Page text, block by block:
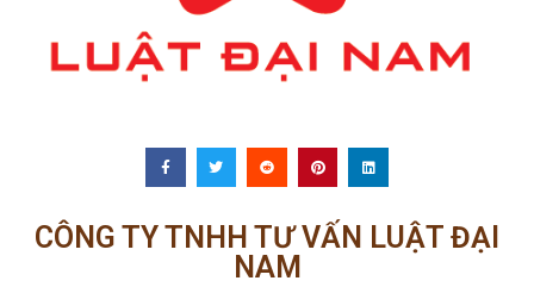
CÔNG TY TNHH TƯ VẤN LUẬT ĐẠI
NAM